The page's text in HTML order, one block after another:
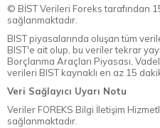
© BİST Verileri Foreks tarafından
sağlanmaktadır.
BIST piyasalarında oluşan tüm
BIST'e ait olup, bu veriler tekrar
Borçlanma Araçları Piyasası,
verileri BIST kaynaklı en az 15
Veri Sağlayıcı Uyarı Notu
Veriler FOREKS Bilgi İletişim
sağlanmaktadır.